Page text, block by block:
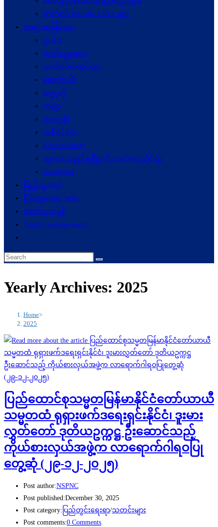
ဆက်စပ် Website URLs များ
အရင်းအမြစ်များ
ဥပဒေ
အသိပညာပေး
ဆက်စပ်စာအုပ်များ
ဆောင်းပါး
ဝတ္ထုတို
ကဗျာ
ကာတွန်း
အစီရင်ခံစာ
E-Newsletters
သုတေသနနှင့်ဖွံ့ဖြိုးတိုးတက်ရေးဆိုင်ရာ
Acronyms
ပြည်သူ့အသံ
ငြိမ်းချမ်းရေး Wiki
ဆက်သွယ်ရန်
Toggle website search
Yearly Archives: 2025
Home>
2025
ပြည်ထောင်စုသမ္မတမြန်မာနိုင်ငံတော်ယာယီ
သမ္မတထံ ရုရှားဖက်ဒရေးရှင်းနိုင်ငံ၊ ဒူးမား
လွှတ်တော် ဒုတိယဥက္ကဋ္ဌ ဦးဆောင်သည့်
ကိုယ်စားလှယ်အဖွဲ့က လာရောက်ဂါရဝပြု
တွေ့ဆုံ (၂၉-၁၂-၂၀၂၅)
Post author:NSPNC
Post published:December 30, 2025
Post category: ပြည်တွင်းရေးရာ/သတင်းများ
Post comments:0 Comments